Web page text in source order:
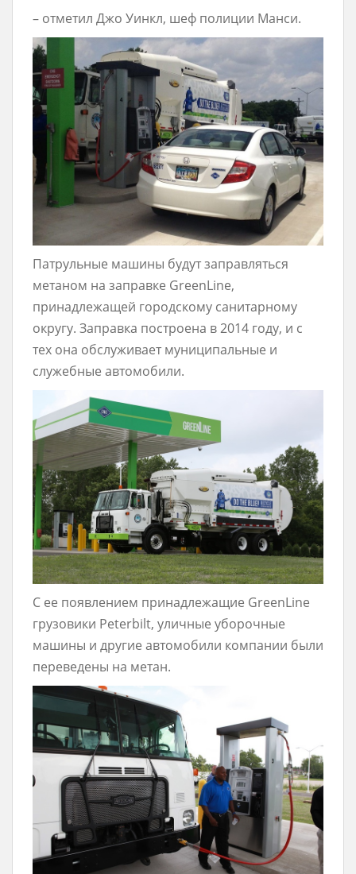
– отметил Джо Уинкл, шеф полиции Манси.
Патрульные машины будут заправляться
метаном на заправке GreenLine,
принадлежащей городскому санитарному
округу. Заправка построена в 2014 году, и с
тех она обслуживает муниципальные и
служебные автомобили.
С ее появлением принадлежащие GreenLine
грузовики Peterbilt, уличные уборочные
машины и другие автомобили компании были
переведены на метан.